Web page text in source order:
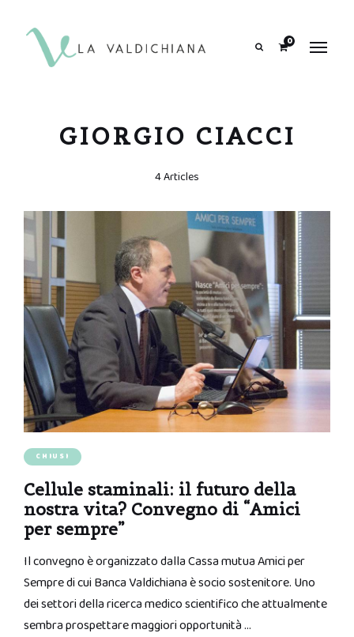
0
GIORGIO CIACCI
4 Articles
CHIUSI
Cellule staminali: il futuro della
nostra vita? Convegno di “Amici
per sempre”
Il convegno è organizzato dalla Cassa mutua Amici per
Sempre di cui Banca Valdichiana è socio sostenitore. Uno
dei settori della ricerca medico scientifico che attualmente
sembra prospettare maggiori opportunità …